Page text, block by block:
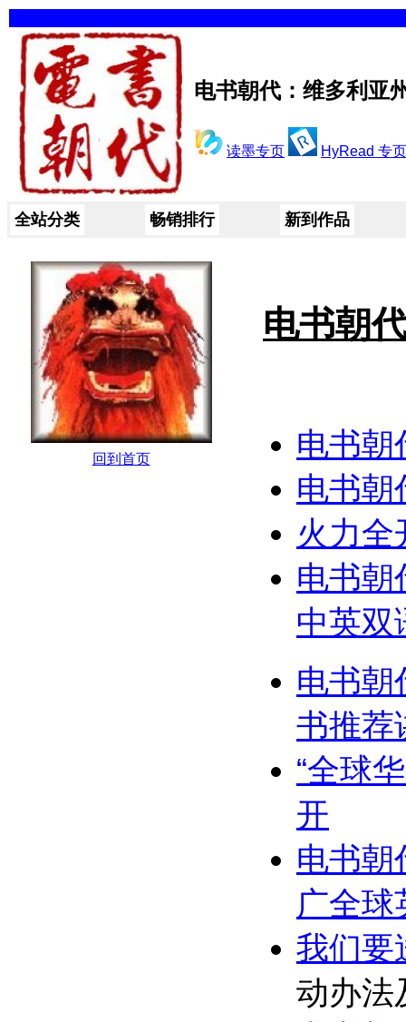
电书朝代：维多利亚
读墨专页 HyRead 专页
全站分类 畅销排行 新到作品
回到首页
电书朝
电书朝
电书朝
火力全
电书朝
中英双
电书朝
书推荐
“全球
开
电书朝
广全球
我们要
动办法